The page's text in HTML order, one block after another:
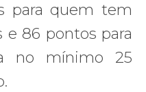
para quem tem
e 86 pontos para
no mínimo 25